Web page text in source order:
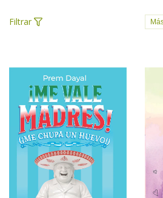
Filtrar